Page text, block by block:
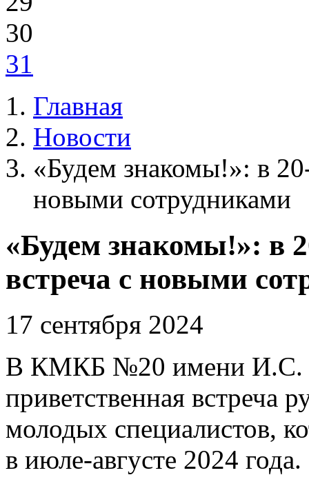
30
31
Главная
Новости
«Будем знакомы!»: в
новыми сотрудниками
«Будем знакомы!»: в
встреча с новыми
17 сентября 2024
В КМКБ №20 имени И.С.
приветственная встреча
молодых специалистов,
в июле-августе 2024 года.